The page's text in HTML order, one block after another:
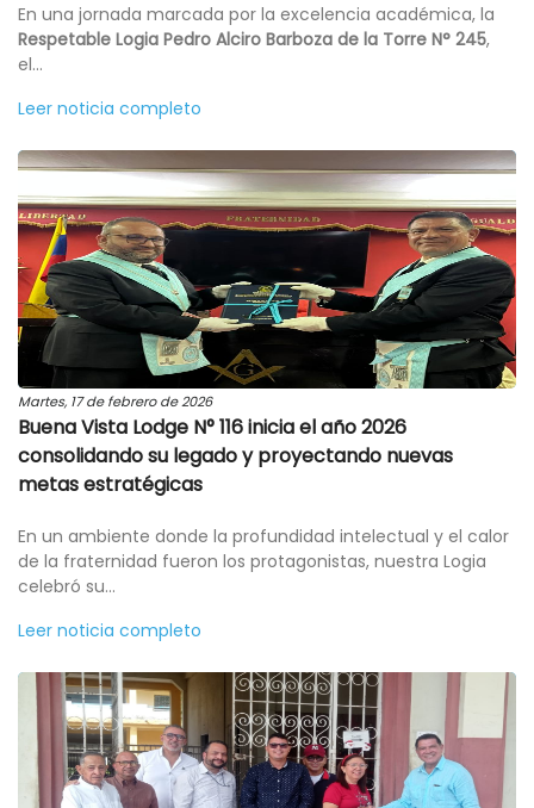
En una jornada marcada por la excelencia académica, la
Respetable Logia Pedro Alciro Barboza de la Torre N° 245,
el...
Leer noticia completo
Martes, 17 de febrero de 2026
Buena Vista Lodge N° 116 inicia el año 2026
consolidando su legado y proyectando nuevas
metas estratégicas
En un ambiente donde la profundidad intelectual y el calor
de la fraternidad fueron los protagonistas, nuestra Logia
celebró su...
Leer noticia completo